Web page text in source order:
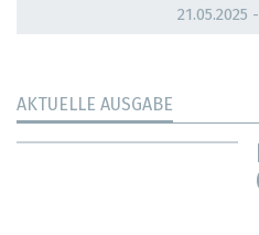
21.05.2025
AKTUELLE AUSGABE